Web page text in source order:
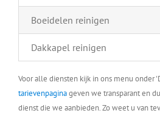
Boeidelen reinigen
Dakkapel reinigen
Voor alle diensten kijk in ons menu onder
tarievenpaginageven we transparant en
dienst die we aanbieden. Zo weet u van